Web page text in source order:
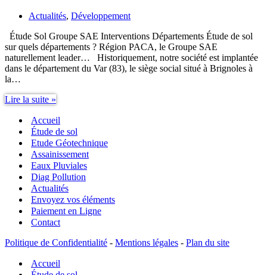
Actualités, Développement
Étude Sol Groupe SAE Interventions Départements Étude de sol
sur quels départements ? Région PACA, le Groupe SAE
naturellement leader… Historiquement, notre société est implantée
dans le département du Var (83), le siège social situé à Brignoles à
la…
Lire la suite »
Groupe
SAE
Interventions
Départements
Accueil
Étude de sol
Etude Géotechnique
Assainissement
Eaux Pluviales
Diag Pollution
Actualités
Envoyez vos éléments
Paiement en Ligne
Contact
Politique de Confidentialité - Mentions légales - Plan du site
Accueil